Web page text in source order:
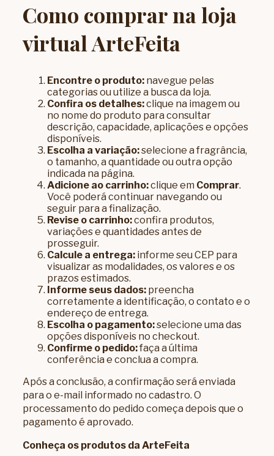
Como comprar na loja
virtual ArteFeita
Encontre o produto: navegue pelas
categorias ou utilize a busca da loja.
Confira os detalhes:clique na imagem ou
no nome do produto para consultar
descrição, capacidade, aplicações e opções
disponíveis.
Escolha a variação:selecione a fragrância,
o tamanho, a quantidade ou outra opção
indicada na página.
Adicione ao carrinho:clique em Comprar.
Você poderá continuar navegando ou
seguir para a finalização.
Revise o carrinho:confira produtos,
variações e quantidades antes de
prosseguir.
Calcule a entrega: informe seu CEP para
visualizar as modalidades, os valores e os
prazos estimados.
Informe seus dados: preencha
corretamente a identificação, o contato e o
endereço de entrega.
Escolha o pagamento:selecione uma das
opções disponíveis no checkout.
Confirme o pedido:faça a última
conferência e conclua a compra.
Após a conclusão, a confirmação será enviada
para o e-mail informado no cadastro. O
processamento do pedido começa depois que o
pagamento é aprovado.
Conheça os produtos da ArteFeita